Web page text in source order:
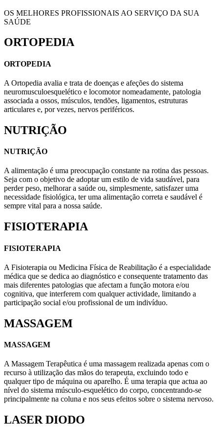
OS MELHORES PROFISSIONAIS AO SERVIÇO DA SUA
SAÚDE
ORTOPEDIA
ORTOPEDIA
A Ortopedia avalia e trata de doenças e afeções do sistema
neuromusculoesquelético e locomotor nomeadamente, patologia
associada a ossos, músculos, tendões, ligamentos, estruturas
articulares e, por vezes, nervos periféricos.
NUTRIÇÃO
NUTRIÇÃO
A alimentação é uma preocupação constante na rotina das pessoas.
Seja com o objetivo de adoptar um estilo de vida saudável, para
perder peso, melhorar a saúde ou, simplesmente, satisfazer uma
necessidade fisiológica, ter uma alimentação correta e saudável é
sempre vital para a nossa saúde.
FISIOTERAPIA
FISIOTERAPIA
A Fisioterapia ou Medicina Física de Reabilitação é a especialidade
médica que se dedica ao diagnóstico e consequente tratamento das
mais diferentes patologias que afectam a função motora e/ou
cognitiva, que interferem com qualquer actividade, limitando a
participação social e/ou profissional de um indivíduo.
MASSAGEM
MASSAGEM
A Massagem Terapêutica é uma massagem realizada apenas com o
recurso à utilização das mãos do terapeuta, excluindo todo e
qualquer tipo de máquina ou aparelho. É uma terapia que actua ao
nível do sistema músculo-esquelético do corpo, concentrando-se
principalmente na coluna e nos seus efeitos sobre o sistema nervoso.
LASER DIODO